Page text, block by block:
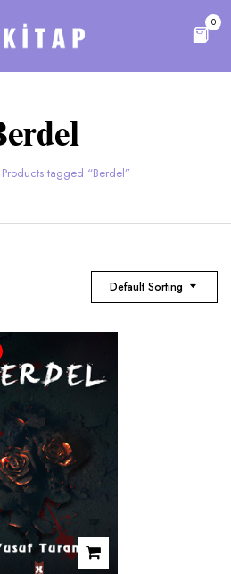
0
Products tagged “Berdel”
Default Sorting